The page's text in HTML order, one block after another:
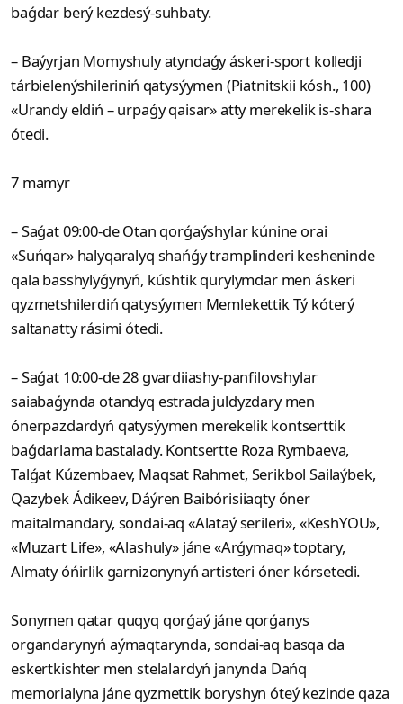
baǵdar berý kezdesý-suhbaty.
– Baýyrjan Momyshuly atyndaǵy áskeri-sport kolledji
tárbielenýshileriniń qatysýymen (Piatnitskii kósh., 100)
«Urandy eldiń – urpaǵy qaisar» atty merekelik is-shara
ótedi.
7 mamyr
– Saǵat 09:00-de Otan qorǵaýshylar kúnine orai
«Suńqar» halyqaralyq shańǵy tramplinderi kesheninde
qala basshylyǵynyń, kúshtik qurylymdar men áskeri
qyzmetshilerdiń qatysýymen Memlekettik Tý kóterý
saltanatty rásimi ótedi.
– Saǵat 10:00-de 28 gvardiiashy-panfilovshylar
saiabaǵynda otandyq estrada juldyzdary men
ónerpazdardyń qatysýymen merekelik kontserttik
baǵdarlama bastalady. Kontsertte Roza Rymbaeva,
Talǵat Kúzembaev, Maqsat Rahmet, Serikbol Sailaýbek,
Qazybek Ádikeev, Dáýren Baibórisiiaqty óner
maitalmandary, sondai-aq «Alataý serileri», «KeshYOU»,
«Muzart Life», «Alashuly» jáne «Arǵymaq» toptary,
Almaty óńirlik garnizonynyń artisteri óner kórsetedi.
Sonymen qatar quqyq qorǵaý jáne qorǵanys
organdarynyń aýmaqtarynda, sondai-aq basqa da
eskertkishter men stelalardyń janynda Dańq
memorialyna jáne qyzmettik boryshyn óteý kezinde qaza